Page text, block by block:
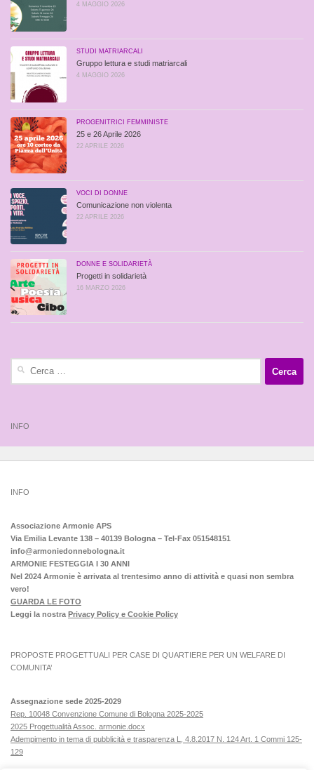
4 MAGGIO 2026
STUDI MATRIARCALI
Gruppo lettura e studi matriarcali
4 MAGGIO 2026
PROGENITRICI FEMMINISTE
25 e 26 Aprile 2026
22 APRILE 2026
VOCI DI DONNE
Comunicazione non violenta
22 APRILE 2026
DONNE E SOLIDARIETÀ
Progetti in solidarietà
16 MARZO 2026
INFO
INFO
Associazione Armonie APS
Via Emilia Levante 138 – 40139 Bologna – Tel-Fax 051548151
info@armoniedonnebologna.it
ARMONIE FESTEGGIA I 30 ANNI
Nel 2024 Armonie è arrivata al trentesimo anno di attività e quasi non sembra
vero!
GUARDA LE FOTO
Leggi la nostra Privacy Policy e Cookie Policy
PROPOSTE PROGETTUALI PER CASE DI QUARTIERE PER UN WELFARE DI
COMUNITA’
Assegnazione sede 2025-2029
Rep. 10048 Convenzione Comune di Bologna 2025-2025
2025 Progettualità Assoc. armonie.docx
Adempimento in tema di pubblicità e trasparenza L, 4.8.2017 N. 124 Art. 1 Commi 125-
129